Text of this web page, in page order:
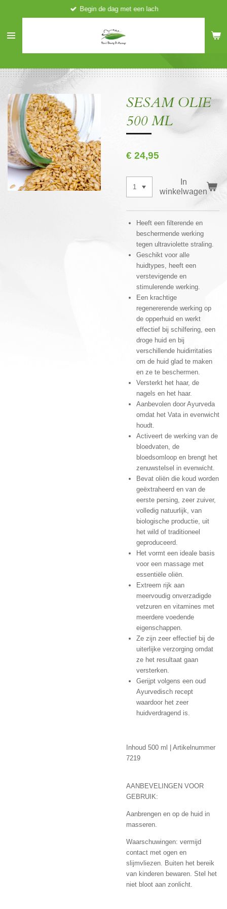
naar
hoofdinhoud
Begin de dag met een lach
SESAM OLIE
500 ML
€ 24,95
In
winkelwagen
Heeft een filterende en
beschermende werking
tegen ultraviolette straling.
Geschikt voor alle
huidtypes, heeft een
verstevigende en
stimulerende werking.
Een krachtige
regenererende werking op
de opperhuid en werkt
effectief bij schilfering, een
droge huid en bij
verschillende huidirritaties
om de huid glad te maken
en ze te beschermen.
Versterkt het haar, de
nagels en het haar.
Aanbevolen door Ayurveda
omdat het Vata in evenwicht
houdt.
Activeert de werking van de
bloedvaten, de
bloedsomloop en brengt het
zenuwstelsel in evenwicht.
Bevat oliën die koud worden
geëxtraheerd en van de
eerste persing, zeer zuiver,
volledig natuurlijk, van
biologische productie, uit
het wild of traditioneel
geproduceerd.
Het vormt een ideale basis
voor een massage met
essentiële oliën.
Extreem rijk aan
meervoudig onverzadigde
vetzuren en vitamines met
meerdere voedende
eigenschappen.
Ze zijn zeer effectief bij de
uiterlijke verzorging omdat
ze het resultaat gaan
versterken.
Gerijpt volgens een oud
Ayurvedisch recept
waardoor het zeer
huidverdragend is.
Inhoud 500 ml | Artikelnummer
7219
AANBEVELINGEN VOOR
GEBRUIK:
Aanbrengen en op de huid in
masseren.
Waarschuwingen: vermijd
contact met ogen en
slijmvliezen. Buiten het bereik
van kinderen bewaren. Stel het
niet bloot aan zonlicht.